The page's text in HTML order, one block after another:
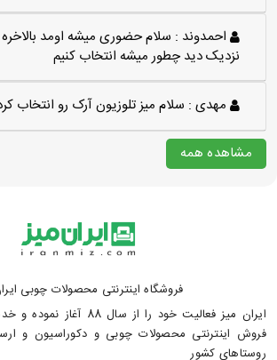
احمدوند : سلام حضوری میشه اومد بالاخره
نزدیک دید چطور میشه انتخاب کنیم
مهدی : سلام میز تلوزیون آرک رو انتخاب
مشاهده همه
فروشگاه اینترنتی محصولات چوبی
ایران میز فعالیت خود را از
فروش اینترنتی محصولات چوبی و دکوراسیون و
روستاهای کشور